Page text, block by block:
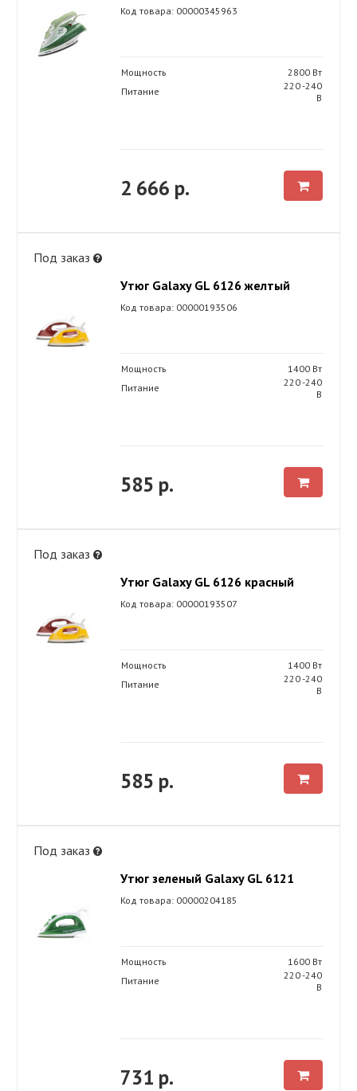
Код товара: 00000345963
Мощность
2800 Вт
Питание
220 -240
В
2 666 р.
Под заказ
Утюг Galaxy GL 6126 желтый
Код товара: 00000193506
Мощность
1400 Вт
Питание
220 -240
В
585 р.
Под заказ
Утюг Galaxy GL 6126 красный
Код товара: 00000193507
Мощность
1400 Вт
Питание
220 -240
В
585 р.
Под заказ
Утюг зеленый Galaxy GL 6121
Код товара: 00000204185
Мощность
1600 Вт
Питание
220 -240
В
731 р.